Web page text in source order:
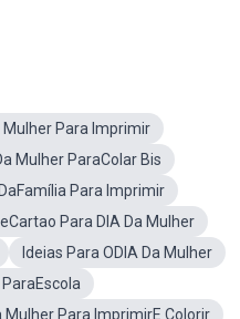
Mulher Para Imprimir
Mulher ParaColar Bis
Para Imprimir
Para DIA Da Mulher
Ideias Para ODIA Da Mulher
Mulher Para ImprimirE Colorir